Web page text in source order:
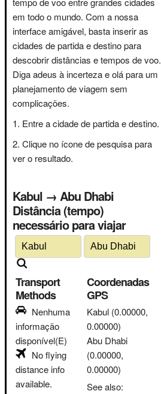
em todo o mundo. Com a nossa
interface amigável, basta inserir as
cidades de partida e destino para
descobrir distâncias e tempos de voo.
Diga adeus à incerteza e olá para um
planejamento de viagem sem
complicações.
Entre a cidade de partida e destino.
Clique no ícone de pesquisa para
ver o resultado.
Kabul → Abu Dhabi
Distância (tempo)
necessário para viajar
Transport
Methods
Nenhuma
informação
disponível(E)
No flying
distance info
available.
Coordenadas
GPS
Kabul (0.00000,
0.00000)
Abu Dhabi
(0.00000,
0.00000)
See also: